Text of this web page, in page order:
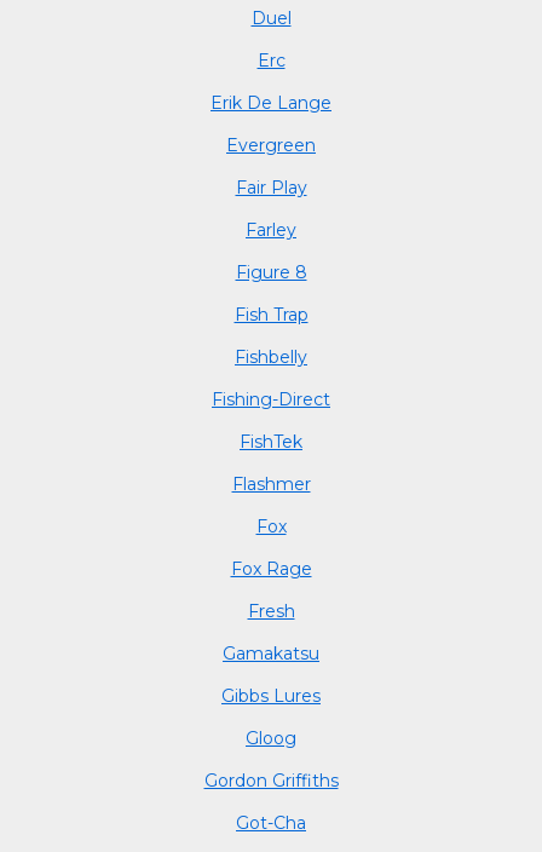
Duel
Erc
Erik De Lange
Evergreen
Fair Play
Farley
Figure 8
Fish Trap
Fishbelly
Fishing-Direct
FishTek
Flashmer
Fox
Fox Rage
Fresh
Gamakatsu
Gibbs Lures
Gloog
Gordon Griffiths
Got-Cha